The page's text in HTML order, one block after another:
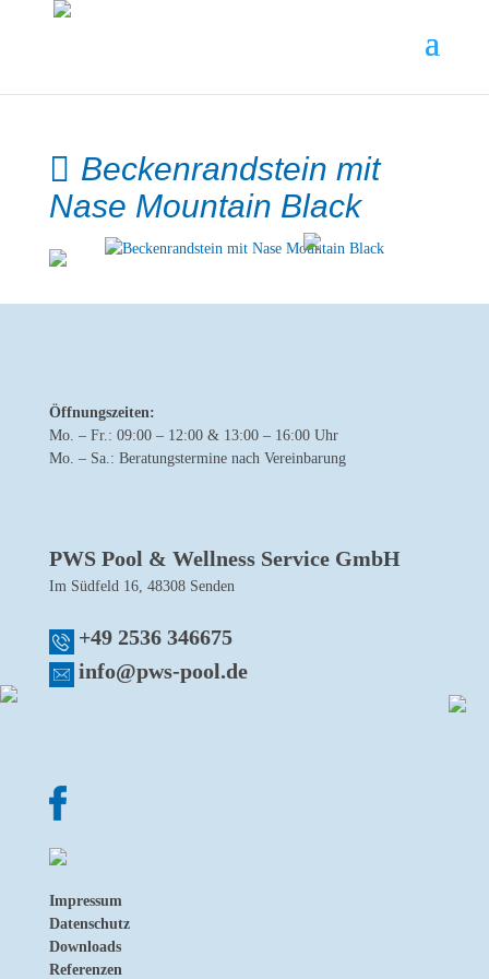
Beckenrandstein mit
Nase Mountain Black
Öffnungszeiten:
Mo. – Fr.: 09:00 – 12:00 & 13:00 – 16:00 Uhr
Mo. – Sa.: Beratungstermine nach Vereinbarung
PWS Pool & Wellness Service GmbH
Im Südfeld 16, 48308 Senden
+49 2536 346675
info@pws-pool.de
Impressum
Datenschutz
Downloads
Referenzen